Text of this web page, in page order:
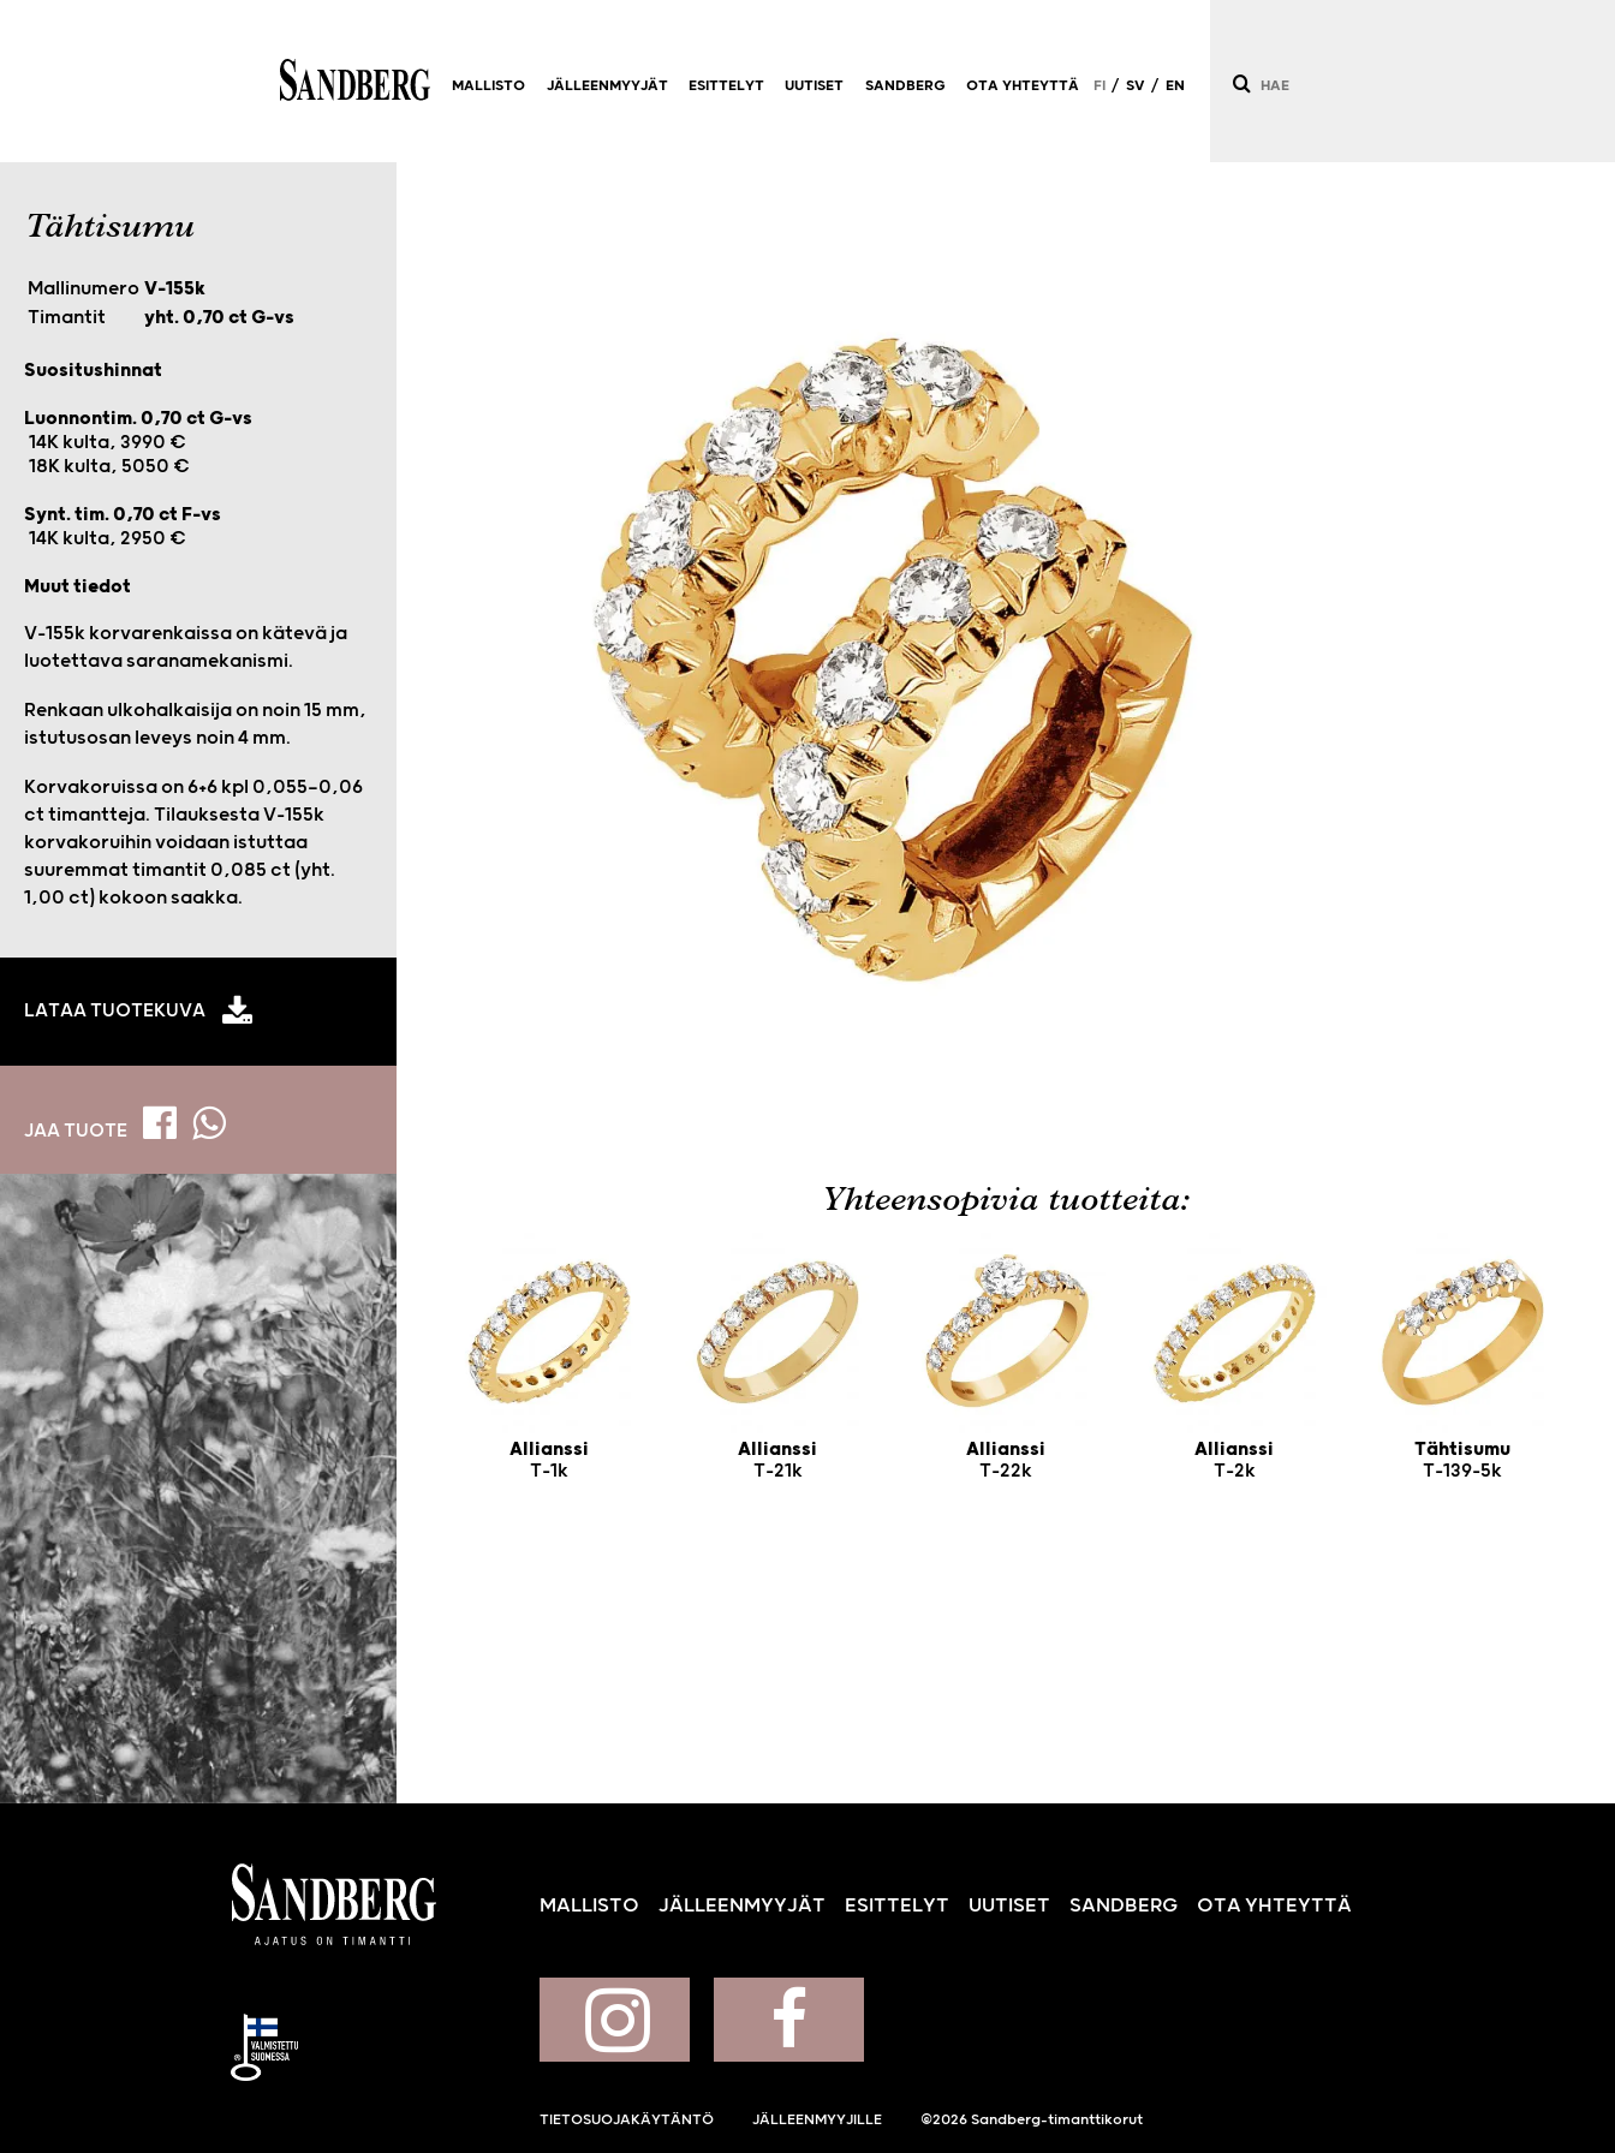
Tähtisumu
Mallinumero V-155k
Timantit
yht. 0,70 ct G-vs
Suositushinnat
Luonnontim. 0,70 ct G-vs
14K kulta, 3990 €
18K kulta, 5050 €
Synt. tim. 0,70 ct F-vs
14K kulta, 2950 €
Muut tiedot
V-155k korvarenkaissa on kätevä ja
luotettava saranamekanismi.
Renkaan ulkohalkaisija on noin 15 mm,
istutusosan leveys noin 4 mm.
Korvakoruissa on 6+6 kpl 0,055—0,06
ct timantteja. Tilauksesta V-155k
korvakoruihin voidaan istuttaa
suuremmat timantit 0,085 ct (yht.
1,00 ct) kokoon saakka.
LATAA TUOTEKUVA
JAA TUOTE
Yhteensopivia tuotteita:
Allianssi
T-1k
Allianssi
T-21k
Allianssi
T-22k
Allianssi
T-2k
Tähtisumu
T-139-5k
MALLISTO JÄLLEENMYYJÄT ESITTELYT UUTISET SANDBERG OTA YHTEYTTÄ
TIETOSUOJAKÄYTÄNTÖ JÄLLEENMYYJILLE ©2026 Sandberg-timanttikorut
MALLISTO JÄLLEENMYYJÄT ESITTELYT UUTISET SANDBERG OTA YHTEYTTÄ FI / SV / EN